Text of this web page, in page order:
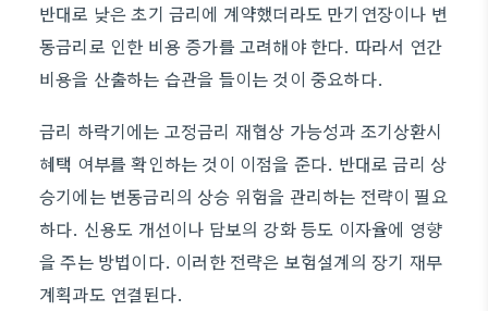
반대로 낮은 초기 금리에 계약했더라도 만기연장이나 변
동금리로 인한 비용 증가를 고려해야 한다. 따라서 연간
비용을 산출하는 습관을 들이는 것이 중요하다.
금리 하락기에는 고정금리 재협상 가능성과 조기상환시
혜택 여부를 확인하는 것이 이점을 준다. 반대로 금리 상
승기에는 변동금리의 상승 위험을 관리하는 전략이 필요
하다. 신용도 개선이나 담보의 강화 등도 이자율에 영향
을 주는 방법이다. 이러한 전략은 보험설계의 장기 재무
계획과도 연결된다.